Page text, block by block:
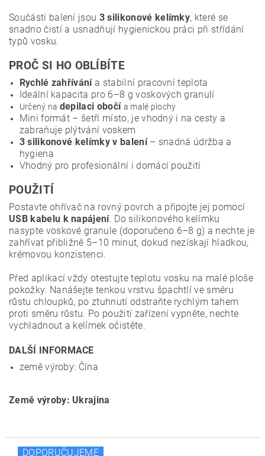
Součástí balení jsou 3 silikonové kelímky, které se
snadno čistí a usnadňují hygienickou práci při střídání
typů vosku.
PROČ SI HO OBLÍBÍTE
Rychlé zahřívánía stabilní pracovní teplota
Ideální kapacita pro 6–8 g voskových granulí
Určený na depilaci obočí a malé plochy
Mini formát – šetří místo, je vhodný i na cesty a
zabraňuje plýtvání voskem
3 silikonové kelímky v balení– snadná údržba a
hygiena
Vhodný pro profesionální i domácí použití
POUŽITÍ
Postavte ohřívač na rovný povrch a připojte jej pomocí
USB kabelu k napájení. Do silikonového kelímku
nasypte voskové granule (doporučeno 6–8 g) a nechte je
zahřívat přibližně 5–10 minut, dokud nezískají hladkou,
krémovou konzistenci.
Před aplikací vždy otestujte teplotu vosku na malé ploše
pokožky. Nanášejte tenkou vrstvu špachtlí ve směru
růstu chloupků, po ztuhnutí odstraňte rychlým tahem
proti směru růstu. Po použití zařízení vypněte, nechte
vychladnout a kelímek očistěte.
DALŠÍ INFORMACE
země výroby: Čína
Země výroby: Ukrajina
DOPORUČUJEME